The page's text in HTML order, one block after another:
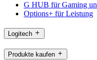
G HUB für Gaming
Options+ für Leistung
Logitech
Produkte kaufen